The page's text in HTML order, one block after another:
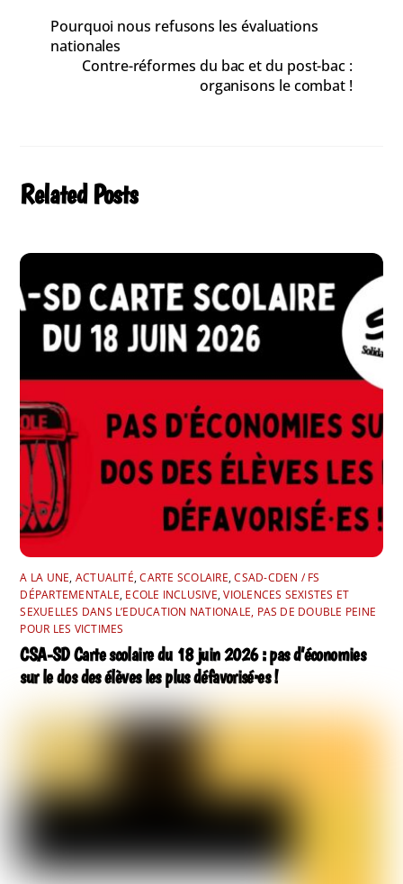
Pourquoi nous refusons les évaluations
nationales
Contre-réformes du bac et du post-bac :
organisons le combat !
Related Posts
A LA UNE, ACTUALITÉ,CARTE SCOLAIRE,CSAD-CDEN / FS
DÉPARTEMENTALE, ECOLE INCLUSIVE,VIOLENCES SEXISTES ET
SEXUELLES DANS L’EDUCATION NATIONALE, PAS DE DOUBLE PEINE
POUR LES VICTIMES
CSA-SD Carte scolaire du 18 juin 2026 : pas d’économies
sur le dos des élèves les plus défavorisé·es !